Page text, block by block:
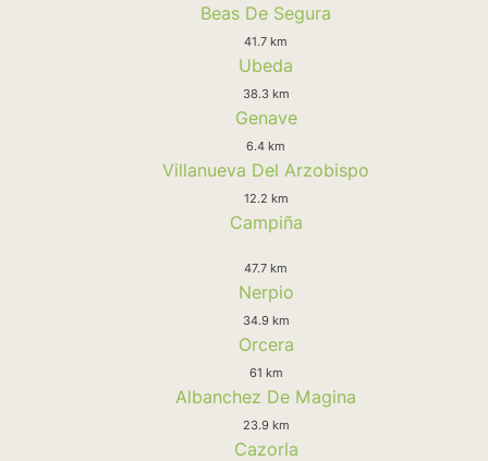
Beas De Segura
41.7 km
Ubeda
38.3 km
Genave
6.4 km
Villanueva Del Arzobispo
12.2 km
Campiña
47.7 km
Nerpio
34.9 km
Orcera
61 km
Albanchez De Magina
23.9 km
Cazorla